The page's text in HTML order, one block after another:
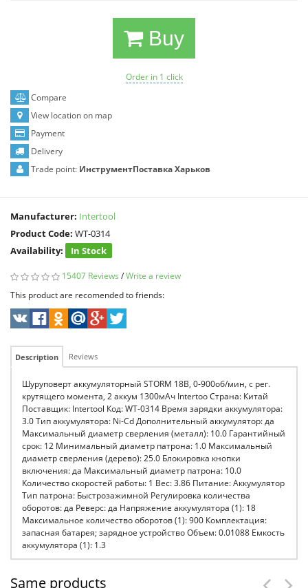
Buy
Order in 1 click
Compare
View location on map
Payment
Delivery
Trade point: ИнструментПоставка Харьков
Manufacturer: Intertool
Product Code: WT-0314
Availability:
In Stock
15407 Reviews /Write a review
This product are recomended to friends:
Description Reviews
Шуруповерт аккумуляторный STORM 18В, 0-900об/мин, c рег.
крутящего момента, 2 аккум 1300мАч Intertoo Страна: Китай
Поставщик: Intertool Код: WT-0314 Время зарядки аккумулятора:
3.0 Тип аккумулятора: Ni-Cd Дополнительный аккумулятор: да
Максимальный диаметр сверления (металл): 10.0 Гарантийный
срок: 12 Минимальный диаметр патрона: 1.0 Максимальный
диаметр сверления (дерево): 25.0 Блокировка кнопки
включения: да Максимальный диаметр патрона: 10.0
Количество скоростей работы: 1 Вес: 3.86 Питание: Аккумулятор
Тип патрона: Быстрозажимной Регулировка количества
оборотов: да Реверс: да Напряжение аккумулятора (1): 18
Максимальное количество оборотов (1): 900 Комплектация:
запасная батарея; зарядное устройство Объем: 0.01088 Емкость
аккумулятора (1): 1.3
Same products